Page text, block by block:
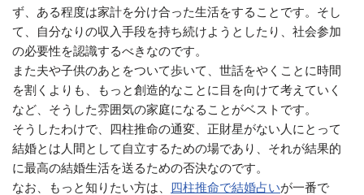
ず、ある程度は家計を分け合った生活をすることです。そし
て、自分なりの収入手段を持ち続けようとしたり、社会参加
の必要性を認識するべきなのです。
また夫や子供のあとをついて歩いて、世話をやくことに時間
を割くよりも、もっと創造的なことに目を向けて考えていく
など、そうした雰囲気の家庭になることがベストです。
そうしたわけで、四柱推命の通変、正財星がない人にとって
結婚とは人間として自立するための場であり、それが結果的
に最高の結婚生活を送るための否決なのです。
なお、もっと知りたい方は、 四柱推命で結婚占いが一番で